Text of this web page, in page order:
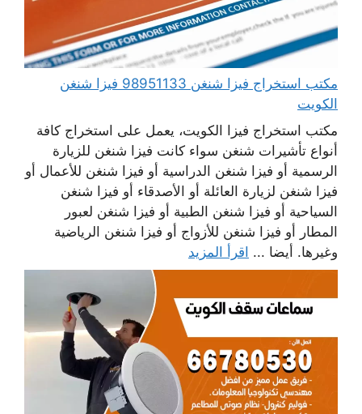
مكتب استخراج فيزا شنغن 98951133 فيزا شنغن
الكويت
مكتب استخراج فيزا الكويت، يعمل على استخراج كافة
أنواع تأشيرات شنغن سواء كانت فيزا شنغن للزيارة
الرسمية أو فيزا شنغن الدراسية أو فيزا شنغن للأعمال أو
فيزا شنغن لزيارة العائلة أو الأصدقاء أو فيزا شنغن
السياحية أو فيزا شنغن الطبية أو فيزا شنغن لعبور
المطار أو فيزا شنغن للأزواج أو فيزا شنغن الرياضية
وغيرها. أيضا ... اقرأ المزيد